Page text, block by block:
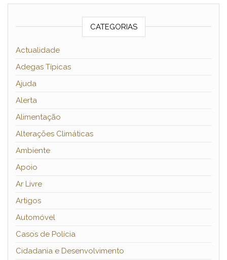
CATEGORIAS
Actualidade
Adegas Típicas
Ajuda
Alerta
Alimentação
Alterações Climáticas
Ambiente
Apoio
Ar Livre
Artigos
Automóvel
Casos de Polícia
Cidadania e Desenvolvimento